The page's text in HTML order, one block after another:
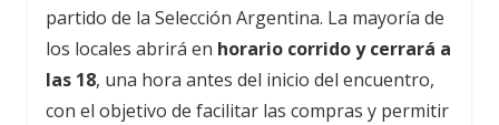
partido de la Selección Argentina. La mayoría de
los locales abrirá en horario corrido y cerrará a
las 18, una hora antes del inicio del encuentro,
con el objetivo de facilitar las compras y permitir